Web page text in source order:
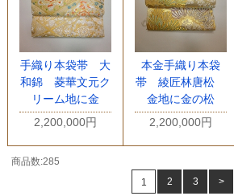
手織り本袋帯 大
和錦 菱華文元ク
リーム地に金
2,200,000円
本金手織り本袋
帯 綾匠林唐松
金地に金の松
2,200,000円
商品数:285
1
2 3 >